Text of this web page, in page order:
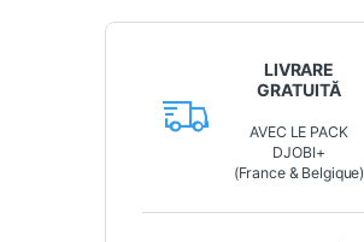
LIVRARE
GRATUITĂ
AVEC LE PACK
DJOBI+
(France & Belgique)